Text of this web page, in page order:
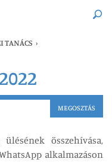
TANÁCS ›
MEGOSZTÁS
összehívása,
alkalmazáson